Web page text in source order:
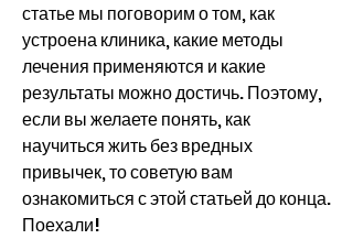
статье мы поговорим о том, как
устроена клиника, какие методы
лечения применяются и какие
результаты можно достичь. Поэтому,
если вы желаете понять, как
научиться жить без вредных
привычек, то советую вам
ознакомиться с этой статьей до конца.
Поехали!